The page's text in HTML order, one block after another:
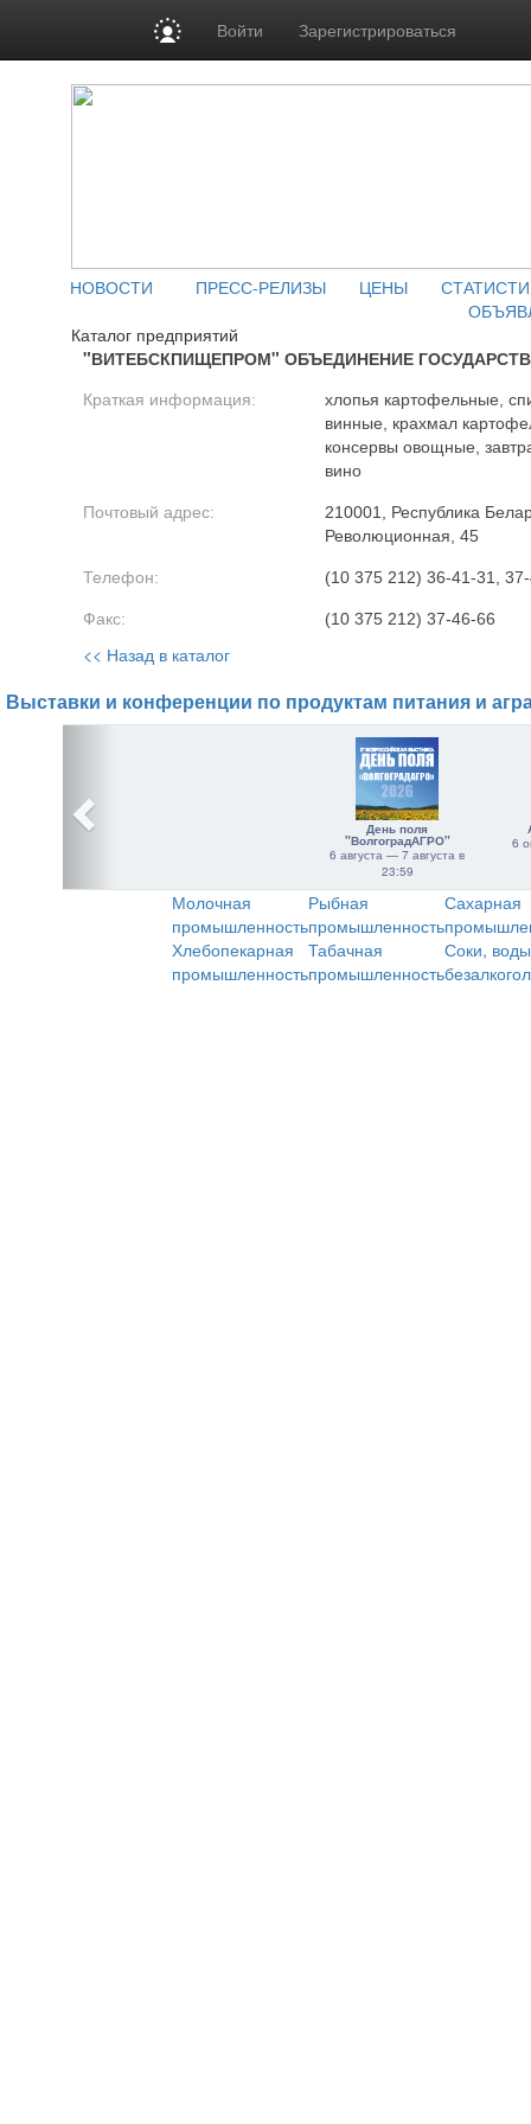
Войти Зарегистрироваться
НОВОСТИ ПРЕСС-РЕЛИЗЫ ЦЕНЫ
Каталог предприятий
"ВИТЕБСКПИЩЕПРОМ" ОБЪЕДИНЕНИЕ
Краткая информация:
хлопья картофельные,
винные, крахмал
консервы овощные,
вино
Почтовый адрес:
210001, Республика
Революционная, 45
Телефон: (10 375 212) 36-41-31,
Факс: (10 375 212) 37-46-66
<< Назад в каталог
Выставки и конференции по продуктам питания и
День поля
"ВолгоградАГРО"
6 августа — 7 августа в
23:59
6
Молочная
промышленность
Рыбная
промышленность
Сахарная
Хлебопекарная
промышленность
Табачная
промышленность
Соки,